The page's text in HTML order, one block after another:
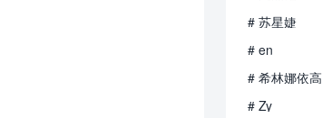
# 苏星婕
# en
# 希林娜依高
# Zy